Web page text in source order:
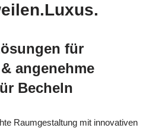
für
angenehme
Becheln
Raumgestaltung mit innovativen